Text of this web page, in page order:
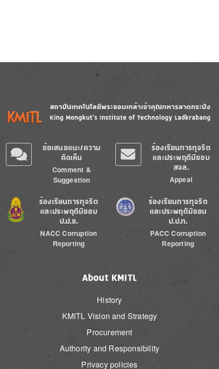
Image
ข้อเสนอแนะ/ความ
คิดเห็น
Comment &
Suggestion
ร้องเรียนการทุจริต
และประพฤติมิชอบ
สจล.
Appeal
Image
ร้องเรียนการทุจริต
และประพฤติมิชอบ
ป.ป.ช.
NACC Corruption
Reporting
Image
ร้องเรียนการทุจริต
และประพฤติมิชอบ
ป.ป.ท.
PACC Corruption
Reporting
About KMITL
History
KMITL Vision and Strategy
Procurement
Authority and Responsibility
Privacy policies